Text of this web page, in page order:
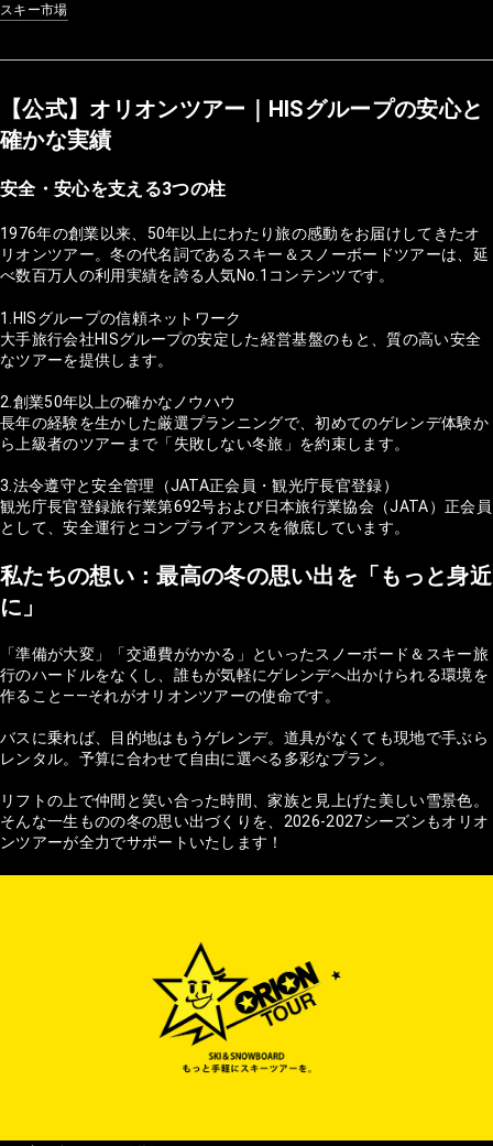
スキー市場
【公式】オリオンツアー｜HISグループの安心と
確かな実績
安全・安心を支える3つの柱
1976年の創業以来、50年以上にわたり旅の感動をお届けしてきたオ
リオンツアー。冬の代名詞であるスキー＆スノーボードツアーは、延
べ数百万人の利用実績を誇る人気No.1コンテンツです。
1.HISグループの信頼ネットワーク
大手旅行会社HISグループの安定した経営基盤のもと、質の高い安全
なツアーを提供します。
2.創業50年以上の確かなノウハウ
長年の経験を生かした厳選プランニングで、初めてのゲレンデ体験か
ら上級者のツアーまで「失敗しない冬旅」を約束します。
3.法令遵守と安全管理（JATA正会員・観光庁長官登録）
観光庁長官登録旅行業第692号および日本旅行業協会（JATA）正会員
として、安全運行とコンプライアンスを徹底しています。
私たちの想い：最高の冬の思い出を「もっと身近
に」
「準備が大変」「交通費がかかる」といったスノーボード＆スキー旅
行のハードルをなくし、誰もが気軽にゲレンデへ出かけられる環境を
作ること——それがオリオンツアーの使命です。
バスに乗れば、目的地はもうゲレンデ。道具がなくても現地で手ぶら
レンタル。予算に合わせて自由に選べる多彩なプラン。
リフトの上で仲間と笑い合った時間、家族と見上げた美しい雪景色。
そんな一生ものの冬の思い出づくりを、2026-2027シーズンもオリオ
ンツアーが全力でサポートいたします！